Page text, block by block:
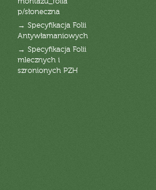
p/słoneczna
→ Specyfikacja Folii
Antywłamaniowych
→ Specyfikacja Folii
mlecznych i
szronionych PZH